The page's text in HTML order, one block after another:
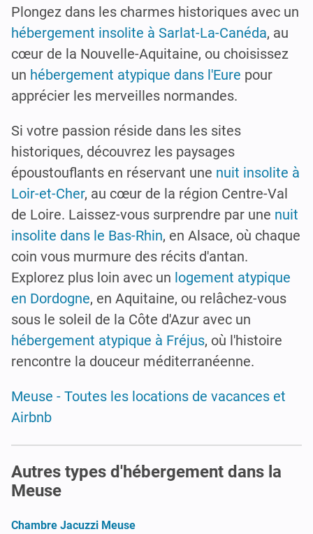
Plongez dans les charmes historiques avec un
hébergement insolite à Sarlat-La-Canéda, au
cœur de la Nouvelle-Aquitaine, ou choisissez
un hébergement atypique dans l'Eure pour
apprécier les merveilles normandes.
Si votre passion réside dans les sites
historiques, découvrez les paysages
époustouflants en réservant une nuit insolite à
Loir-et-Cher, au cœur de la région Centre-Val
de Loire. Laissez-vous surprendre par une nuit
insolite dans le Bas-Rhin, en Alsace, où chaque
coin vous murmure des récits d'antan.
Explorez plus loin avec un logement atypique
en Dordogne, en Aquitaine, ou relâchez-vous
sous le soleil de la Côte d'Azur avec un
hébergement atypique à Fréjus, où l'histoire
rencontre la douceur méditerranéenne.
Meuse - Toutes les locations de vacances et
Airbnb
Autres types d'hébergement dans la
Meuse
Chambre Jacuzzi Meuse